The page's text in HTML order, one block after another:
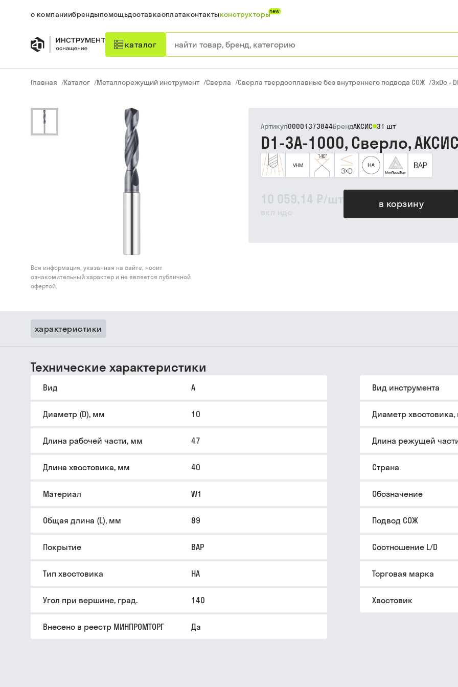
о компаниибрендыпомощьдоставкаоплатаконтактыконструкторыnew
каталог
Главная /Каталог /Металлорежущий инструмент /Сверла /Сверла твердосплавные без внутреннего подвода СОЖ /3xDc -
Вся информация, указанная на сайте, носит
ознакомительный характер и не является публичной
офертой.
10 059,14 ₽/шт
вкл ндс
в корзину
Артикул00001373844БрендАКСИС 31 шт
D1-3A-1000, Сверло, АКСИС
характеристики
Технические характеристики
Вид A Вид инструмента
Диаметр (D), мм 10 Диаметр
Длина рабочей части, мм 47 Длина режущей
Длина хвостовика, мм 40 Страна
Материал W1 Обозначение
Общая длина (L), мм 89 Подвод СОЖ
Покрытие BAP Соотношение L/D
Тип хвостовика HA Торговая марка
Угол при вершине, град. 140 Хвостовик
Внесено в реестр МИНПРОМТОРГ Да